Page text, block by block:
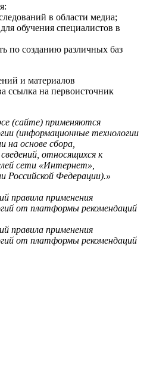
в области медиа;
обучения специалистов в
по созданию различных баз
и материалов
ссылка на первоисточник
(сайте) применяются
(информационные технологии
на основе сбора,
относящихся к
сети «Интернет»,
Российской Федерации).»
правила применения
от платформы рекомендаций
правила применения
от платформы рекомендаций